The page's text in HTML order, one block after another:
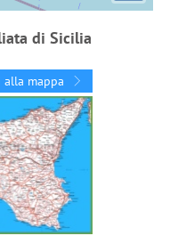
di Sicilia
alla mappa